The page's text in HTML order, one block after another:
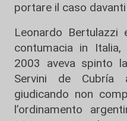
portare il caso
Leonardo
contumacia in
2003 aveva spinto
Servini de Cubría
giudicando non
l’ordinamento